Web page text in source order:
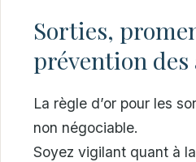
Sorties,
prévention des
La règle d’or pour les
non négociable.
Soyez vigilant quant à